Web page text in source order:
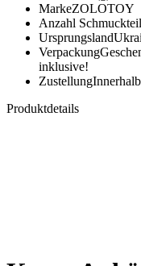
MarkeZOLOTOY
Anzahl
Ursprungsland
Verpackung
inklusive!
Zustellung
Produktdetails